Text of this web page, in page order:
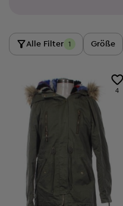
Alle Filter 1 Größe
4